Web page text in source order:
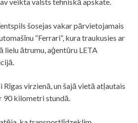
veikta valsts tehniskā apskate.
šosejas vakar pārvietojamais
“Ferrari“, kura traukusies ar
lielu ātrumu, aģentūru LETA
virzienā, un šajā vietā atļautais
90 kilometri stundā.